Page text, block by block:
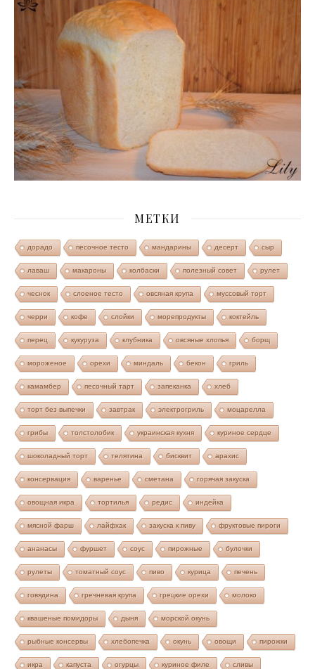
МЕТКИ
дорадо песочное тесто мандарины десерт сыр
лаваш макароны колбаски полезный совет рулет
чеснок слоеное тесто овсяная крупа муссовый торт
черри кофе слойки морепродукты коктейль
перец кукуруза клубника овсяные хлопья борщ
мороженое орехи миндаль бекон гриль
камамбер песочный тарт запеканка хлеб
торт без выпечки завтрак электрогриль моцарелла
грибы толстолобик украинская кухня куриное сердце
шоколадный торт телятина бисквит арахис
консервация варенье сметана горячая закуска
овощная икра тортилья редис индейка
мясной фарш лайфхак закуска к пиву фруктовые пироги
ананасы фуршет соус пирожные булочки
рулеты томатный соус пиво курица печень
говядина гречневая крупа грецкие орехи молоко
квашеные помидоры дыня морской окунь
рыбные консервы хлебопечка окунь овощи пирожки
икра капуста огурцы куриное филе сливы